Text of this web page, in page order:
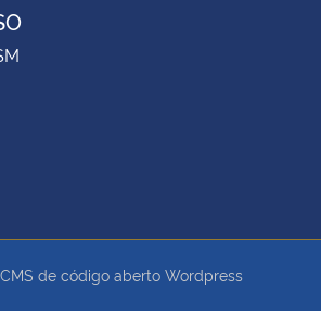
de código aberto Wordpress